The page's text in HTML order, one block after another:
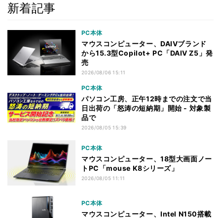
新着記事
PC本体
マウスコンピューター、DAIVブランド
から15.3型Copilot+ PC「DAIV Z5」発
売
2026/08/06 15:11
PC本体
パソコン工房、正午12時までの注文で当
日出荷の「怒涛の短納期」開始 - 対象製
品で
2026/08/05 15:39
PC本体
マウスコンピューター、18型大画面ノー
トPC「mouse K8シリーズ」
2026/08/05 11:11
PC本体
マウスコンピューター、Intel N150搭載